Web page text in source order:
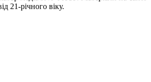
21-річного віку.